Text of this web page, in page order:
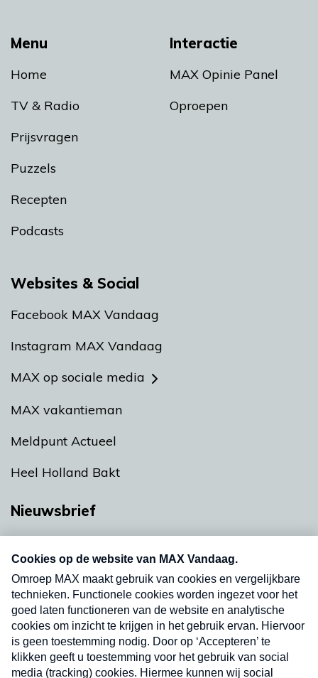
Menu
Home
TV & Radio
Prijsvragen
Puzzels
Recepten
Podcasts
Interactie
MAX Opinie Panel
Oproepen
Websites & Social
Facebook MAX Vandaag
Instagram MAX Vandaag
MAX op sociale media
MAX vakantieman
Meldpunt Actueel
Heel Holland Bakt
Nieuwsbrief
nieuwsbrief. Elke vrijdag- en dinsdagochtend in
uw mailbox.
Verzend